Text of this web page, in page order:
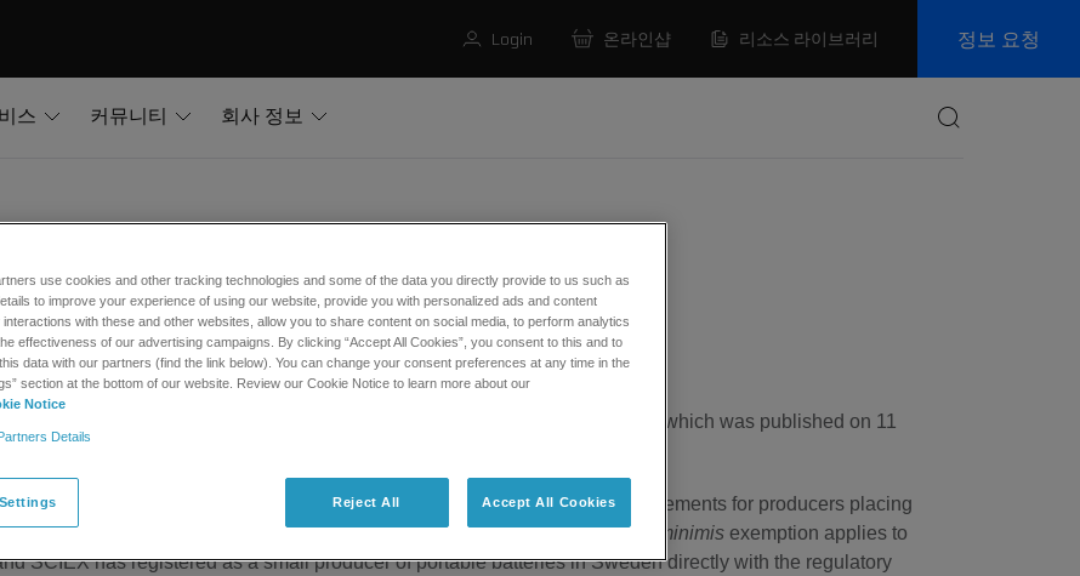
Login 온라인샵 리소스 라이브러리 정보 요청
스 커뮤니티
회사 정보
Compliance in Sweden
and Recycling Arrangements in Sweden
Directive 2006/66/EC was transposed through the 1997 Batteries Order which was published on 11
has introduced a
exemption for the take-back and recycling requirements for producers placing
low weights of portable batteries on the Swedish market each year. Thisde-minimisexemption applies to
SCIEX has registered as a small producer of portable batteries in Sweden directly with the regulatory
use cookies and other tracking technologies and some of the data you directly provide to us such as
to improve your experience of using our website, provide you with personalized ads and content
with these and other websites, allow you to share content on social media, to perform analytics
effectiveness of our advertising campaigns. By clicking “Accept All Cookies”, you consent to this and to
data with our partners (find the link below). You can change your consent preferences at any time in the
section at the bottom of our website. Review our Cookie Notice to learn more about our
Notice
Details
Reject All Accept All Cookies